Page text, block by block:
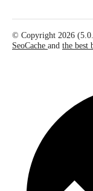
© Copyright 2026
SeoCache and the best